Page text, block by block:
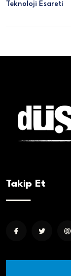
Teknoloji Esareti
Takip Et